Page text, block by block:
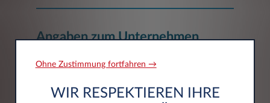
Angaben zum Unternehmen
Ohne Zustimmung fortfahren →
WIR RESPEKTIEREN IHRE